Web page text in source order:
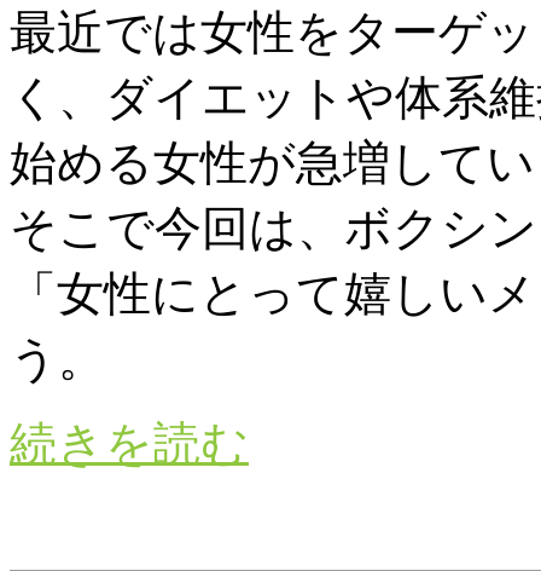
最近では女性をターゲ
く、ダイエットや体系
始める女性が急増して
そこで今回は、ボクシ
「女性にとって嬉しい
う。
続きを読む